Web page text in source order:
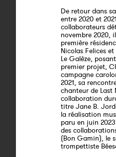
De retour dans
entre 2020 et
collaborateurs
novembre 2020,
première
Nicolas Felices
Le Galèze,
premier projet,
campagne
2021, sa
chanteur de Last
collaboration
titre Jane B.
la réalisation
paru en juin
des
(Bon Gamin), le
trompettiste